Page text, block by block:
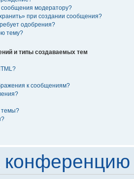
сообщения модератору?
при создании сообщения?
одобрения?
тему?
и типы создаваемых тем
к сообщениям?
темы?